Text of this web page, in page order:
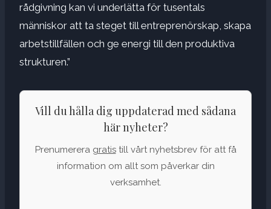
rådgivning kan vi underlätta för tusentals
människor att ta steget till entreprenörskap, skapa
arbetstillfällen och ge energi till den produktiva
strukturen.”
Vill du hålla dig uppdaterad med sådana
här nyheter?
Prenumerera gratistill vårt nyhetsbrev för att få
information om allt som påverkar din
verksamhet.